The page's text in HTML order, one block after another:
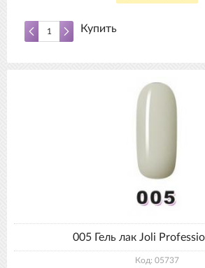
Купить
005 Гель лак Joli
Код: 05737